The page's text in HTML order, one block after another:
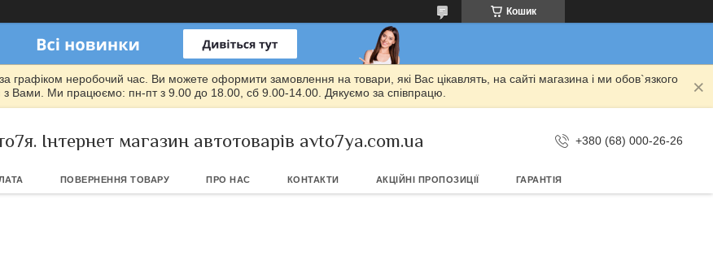
Кошик
графіком неробочий час. Ви можете оформити замовлення на товари, які Вас цікавлять, на сайті магазина і ми обов`язкого
з Вами. Ми працюємо: пн-пт з 9.00 до 18.00, сб 9.00-14.00. Дякуємо за співпрацю.
Інтернет магазин автотоварів avto7ya.com.ua +380 (68) 000-26-26
ПОВЕРНЕННЯ ТОВАРУ ПРО НАС КОНТАКТИ АКЦІЙНІ ПРОПОЗИЦІЇ ГАРАНТІЯ